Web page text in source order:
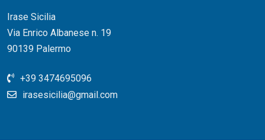
Irase Sicilia
Via Enrico Albanese n. 19
90139 Palermo
+39 3474695096
irasesicilia@gmail.com